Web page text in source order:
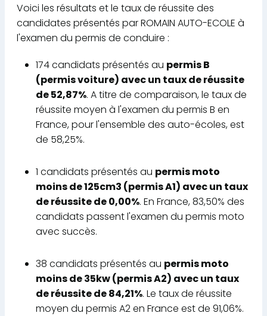
Voici les résultats et le taux de réussite des
candidates présentés par ROMAIN AUTO-ECOLE à
l'examen du permis de conduire :
174 candidats présentés au permis B
(permis voiture) avec un taux de réussite
de 52,87%. A titre de comparaison, le taux de
réussite moyen à l'examen du permis B en
France, pour l'ensemble des auto-écoles, est
de 58,25%.
1 candidats présentés au permis moto
moins de 125cm3 (permis A1) avec un taux
de réussite de 0,00%. En France, 83,50% des
candidats passent l'examen du permis moto
avec succès.
38 candidats présentés au permis moto
moins de 35kw (permis A2) avec un taux
de réussite de 84,21%. Le taux de réussite
moyen du permis A2 en France est de 91,06%.